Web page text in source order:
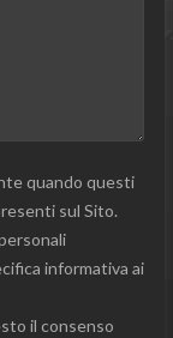
quando questi
sul Sito.
informativa ai
il consenso